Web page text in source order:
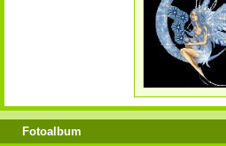
Fotoalbum